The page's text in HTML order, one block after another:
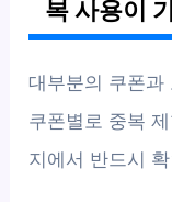
복 사용이
대부분의 쿠폰과
쿠폰별로 중복
지에서 반드시